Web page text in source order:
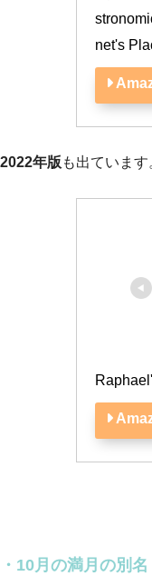
net's
2022年版 も出ています
・10月の満月の別